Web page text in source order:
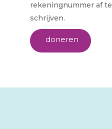
rekeningnummer af te
schrijven.